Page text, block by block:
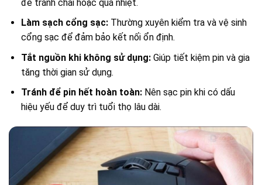
để tránh chai hoặc quá nhiệt.
Làm sạch cổng sạc:Thường xuyên kiểm tra và vệ sinh
cổng sạc để đảm bảo kết nối ổn định.
Tắt nguồn khi không sử dụng:Giúp tiết kiệm pin và gia
tăng thời gian sử dụng.
Tránh để pin hết hoàn toàn:Nên sạc pin khi có dấu
hiệu yếu để duy trì tuổi thọ lâu dài.